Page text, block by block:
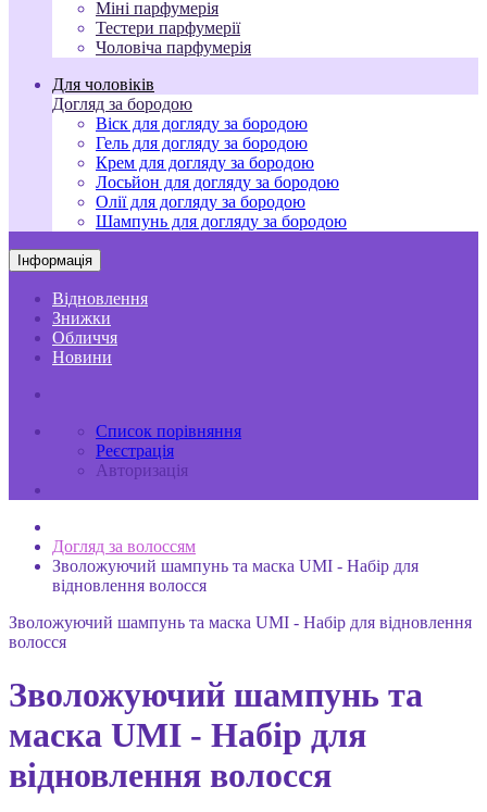
Міні парфумерія
Тестери парфумерії
Чоловіча парфумерія
Для чоловіків
Догляд за бородою
Віск для догляду за бородою
Гель для догляду за бородою
Крем для догляду за бородою
Лосьйон для догляду за бородою
Олії для догляду за бородою
Шампунь для догляду за бородою
Інформація
Відновлення
Знижки
Обличчя
Новини
Список порівняння
Реєстрація
Авторизація
Догляд за волоссям
Зволожуючий шампунь та маска UMI - Набір для
відновлення волосся
Зволожуючий шампунь та маска UMI - Набір для відновлення
волосся
Зволожуючий шампунь та
маска UMI - Набір для
відновлення волосся